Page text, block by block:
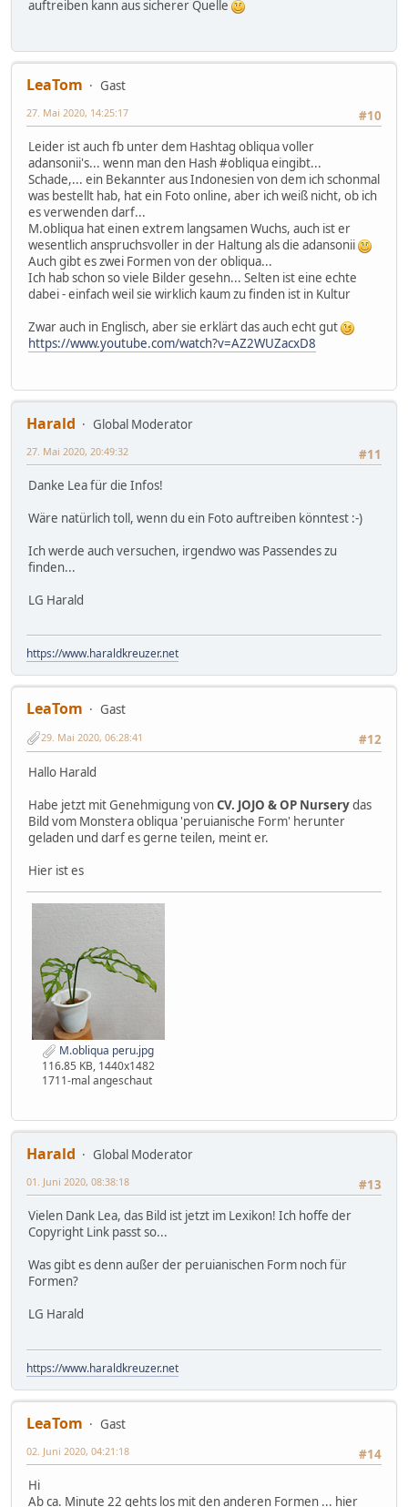
auftreiben kann aus sicherer Quelle
LeaTom
Gast
#10
27. Mai 2020, 14:25:17
Leider ist auch fb unter dem Hashtag obliqua voller
adansonii's... wenn man den Hash #obliqua eingibt...
Schade,... ein Bekannter aus Indonesien von dem ich schonmal
was bestellt hab, hat ein Foto online, aber ich weiß nicht, ob ich
es verwenden darf...
M.obliqua hat einen extrem langsamen Wuchs, auch ist er
wesentlich anspruchsvoller in der Haltung als die adansonii
Auch gibt es zwei Formen von der obliqua...
Ich hab schon so viele Bilder gesehn... Selten ist eine echte
dabei - einfach weil sie wirklich kaum zu finden ist in Kultur
Zwar auch in Englisch, aber sie erklärt das auch echt gut
https://www.youtube.com/watch?v=AZ2WUZacxD8
Harald
Global Moderator
#11
27. Mai 2020, 20:49:32
Danke Lea für die Infos!
Wäre natürlich toll, wenn du ein Foto auftreiben könntest :-)
Ich werde auch versuchen, irgendwo was Passendes zu
finden...
LG Harald
https://www.haraldkreuzer.net
LeaTom
Gast
#12
29. Mai 2020, 06:28:41
Hallo Harald
Habe jetzt mit Genehmigung vonCV. JOJO & OP Nurserydas
Bild vom Monstera obliqua 'peruianische Form' herunter
geladen und darf es gerne teilen, meint er.
Hier ist es
M.obliqua peru.jpg
116.85 KB, 1440x1482
1711-mal angeschaut
Harald
Global Moderator
#13
01. Juni 2020, 08:38:18
Vielen Dank Lea, das Bild ist jetzt im Lexikon! Ich hoffe der
Copyright Link passt so...
Was gibt es denn außer der peruianischen Form noch für
Formen?
LG Harald
https://www.haraldkreuzer.net
LeaTom
Gast
#14
02. Juni 2020, 04:21:18
Hi
Ab ca. Minute 22 gehts los mit den anderen Formen ... hier